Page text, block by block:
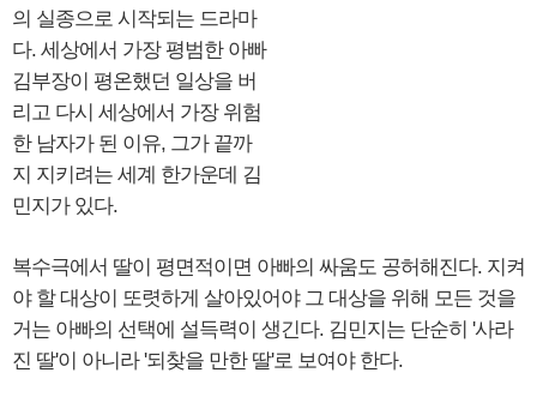
의 실종으로 시작되는 드라마
다. 세상에서 가장 평범한 아빠
김부장이 평온했던 일상을 버
리고 다시 세상에서 가장 위험
한 남자가 된 이유, 그가 끝까
지 지키려는 세계 한가운데 김
민지가 있다.
복수극에서 딸이 평면적이면 아빠의 싸움도 공허해진다. 지켜
야 할 대상이 또렷하게 살아있어야 그 대상을 위해 모든 것을
거는 아빠의 선택에 설득력이 생긴다. 김민지는 단순히 '사라
진 딸'이 아니라 '되찾을 만한 딸'로 보여야 한다.